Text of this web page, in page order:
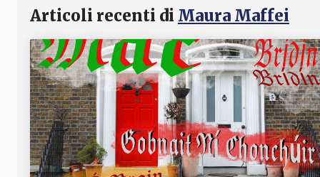
Articoli recenti di Maura Maffei